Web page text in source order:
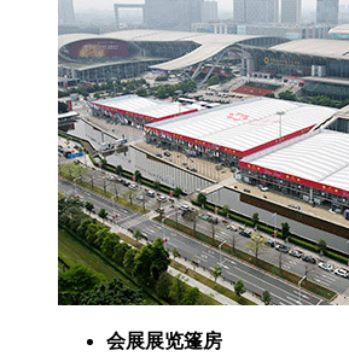
会展展览篷房